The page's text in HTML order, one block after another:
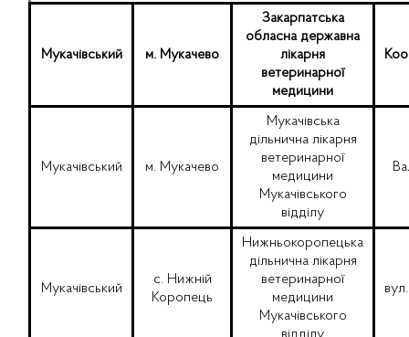
Мукачівський м. Мукачево
Закарпатська
обласна державна
лікарня
ветеринарної
медицини
Мукачівський м. Мукачево
Мукачівська
дільнична лікарня
ветеринарної
медицини
Мукачівського
відділу
Мукачівський
с. Нижній
Коропець
Нижньокоропецька
дільнична лікарня
ветеринарної
медицини
Мукачівського